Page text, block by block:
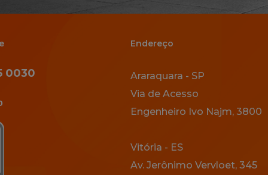
0030
Endereço
Araraquara - SP
Via de Acesso
Engenheiro Ivo Najm, 3800
Vitória - ES
Av. Jerônimo Vervloet, 345